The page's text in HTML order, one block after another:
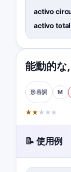
activo
activo total
能動的な
形容詞 M
★★ ★ ★ ★
📝 使用例